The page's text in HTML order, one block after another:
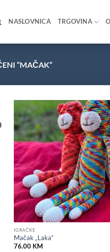
NASLOVNICA TRGOVINA
“MAČAK”
IGRAČKE
Mačak „Laka“
76.00 KM